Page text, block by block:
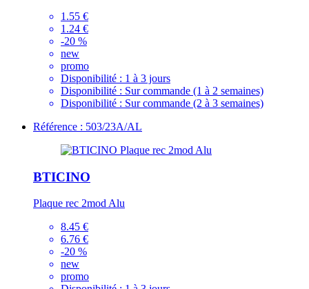
1.55 €
1.24 €
-20 %
new
promo
Disponibilité : 1 à 3 jours
Disponibilité : Sur commande (1 à 2 semaines)
Disponibilité : Sur commande (2 à 3 semaines)
Référence : 503/23A/AL
BTICINO
Plaque rec 2mod Alu
8.45 €
6.76 €
-20 %
new
promo